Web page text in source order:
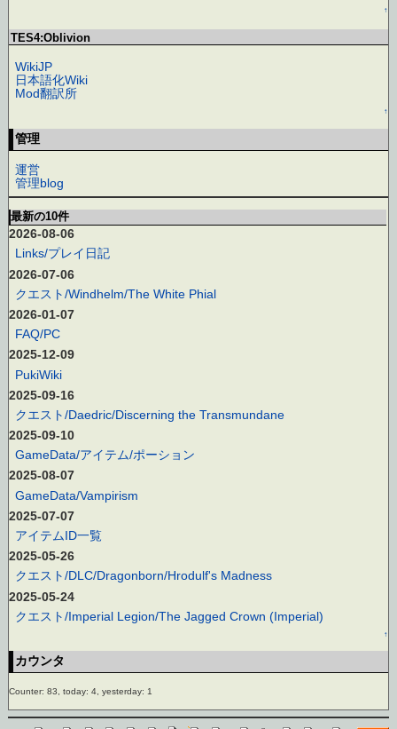
↑
TES4:Oblivion
WikiJP
日本語化Wiki
Mod翻訳所
↑
管理
運営
管理blog
最新の10件
2026-08-06
Links/プレイ日記
2026-07-06
クエスト/Windhelm/The White Phial
2026-01-07
FAQ/PC
2025-12-09
PukiWiki
2025-09-16
クエスト/Daedric/Discerning the Transmundane
2025-09-10
GameData/アイテム/ポーション
2025-08-07
GameData/Vampirism
2025-07-07
アイテムID一覧
2025-05-26
クエスト/DLC/Dragonborn/Hrodulf's Madness
2025-05-24
クエスト/Imperial Legion/The Jagged Crown (Imperial)
↑
カウンタ
Counter: 83, today: 4, yesterday: 1